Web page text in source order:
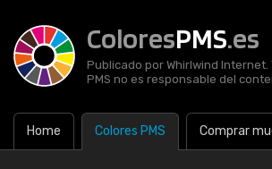
ColoresPMS.es
Publicado por Whirlwind
PMS no es responsable del
Home Colores PMS Comprar